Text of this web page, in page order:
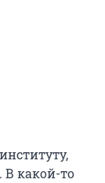
В какой-то